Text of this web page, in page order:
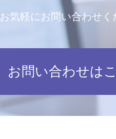
お気軽にお問い合わせく
お問い合わせは